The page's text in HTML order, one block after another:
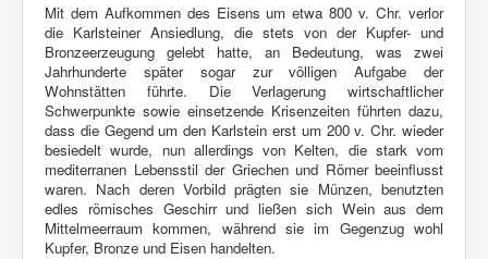
Mit dem Aufkommen des Eisens um etwa 800 v. Chr. verlor
die Karlsteiner Ansiedlung, die stets von der Kupfer- und
Bronzeerzeugung gelebt hatte, an Bedeutung, was zwei
Jahrhunderte später sogar zur völligen Aufgabe der
Wohnstätten führte. Die Verlagerung wirtschaftlicher
Schwerpunkte sowie einsetzende Krisenzeiten führten dazu,
dass die Gegend um den Karlstein erst um 200 v. Chr. wieder
besiedelt wurde, nun allerdings von Kelten, die stark vom
mediterranen Lebensstil der Griechen und Römer beeinflusst
waren. Nach deren Vorbild prägten sie Münzen, benutzten
edles römisches Geschirr und ließen sich Wein aus dem
Mittelmeerraum kommen, während sie im Gegenzug wohl
Kupfer, Bronze und Eisen handelten.